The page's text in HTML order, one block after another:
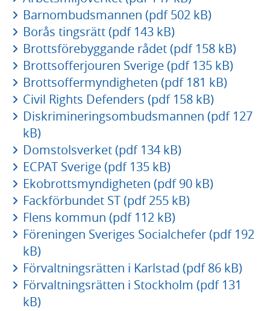
Barnombudsmannen (pdf 502 kB)
Borås tingsrätt (pdf 143 kB)
Brottsförebyggande rådet (pdf 158 kB)
Brottsofferjouren Sverige (pdf 135 kB)
Brottsoffermyndigheten (pdf 181 kB)
Civil Rights Defenders (pdf 158 kB)
Diskrimineringsombudsmannen (pdf 127
kB)
Domstolsverket (pdf 134 kB)
ECPAT Sverige (pdf 135 kB)
Ekobrottsmyndigheten (pdf 90 kB)
Fackförbundet ST (pdf 255 kB)
Flens kommun (pdf 112 kB)
Föreningen Sveriges Socialchefer (pdf 192
kB)
Förvaltningsrätten i Karlstad (pdf 86 kB)
Förvaltningsrätten i Stockholm (pdf 131
kB)